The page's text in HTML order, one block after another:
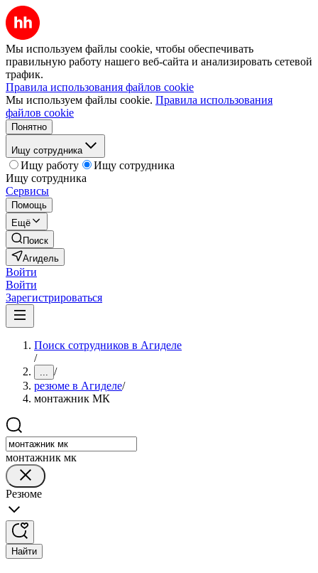
Мы используем файлы cookie, чтобы обеспечивать
правильную работу нашего веб-сайта и анализировать сетевой
трафик.
Правила использования файлов cookie
Мы используем файлы cookie. Правила использования
файлов cookie
Понятно
Ищу сотрудника
Ищу работу
Ищу сотрудника
Ищу сотрудника
Сервисы
Помощь
Ещё
Поиск
Агидель
Войти
Войти
Зарегистрироваться
Поиск сотрудников в Агиделе
/
... /
резюме в Агиделе/
монтажник МК
монтажник мк
Резюме
Найти